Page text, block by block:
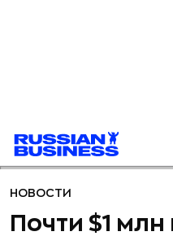
НОВОСТИ
Почти $1